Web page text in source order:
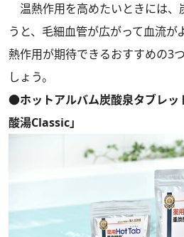
温熱作用を高めたいときには、
うと、毛細血管が広がって血流が
熱作用が期待できるおすすめの3
しょう。
●ホットアルバム炭酸泉タブレッ
酸湯Classic」